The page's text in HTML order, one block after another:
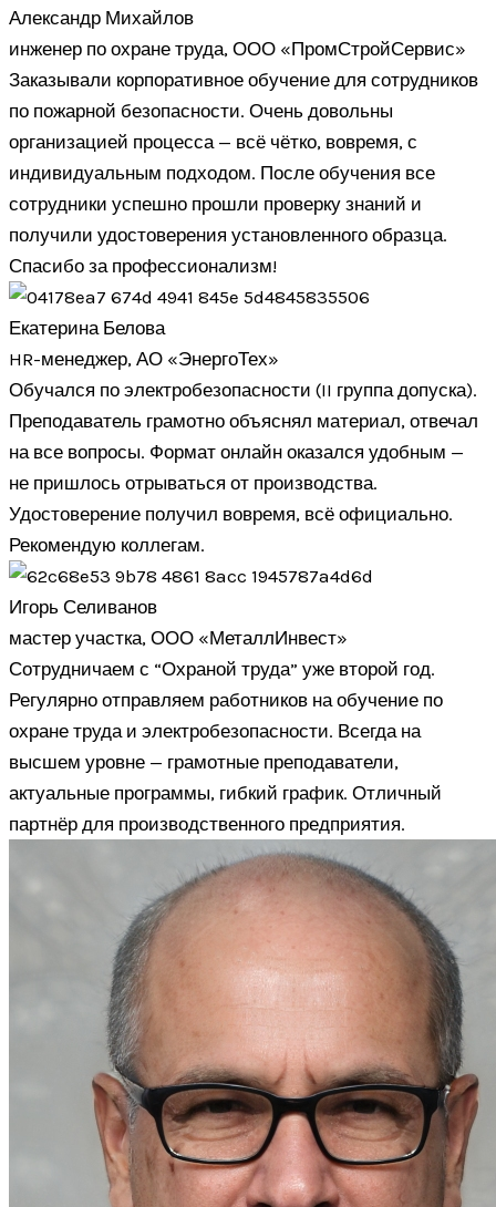
Александр Михайлов
инженер по охране труда, ООО «ПромСтройСервис»
Заказывали корпоративное обучение для сотрудников
по пожарной безопасности. Очень довольны
организацией процесса — всё чётко, вовремя, с
индивидуальным подходом. После обучения все
сотрудники успешно прошли проверку знаний и
получили удостоверения установленного образца.
Спасибо за профессионализм!
Екатерина Белова
HR-менеджер, АО «ЭнергоТех»
Обучался по электробезопасности (II группа допуска).
Преподаватель грамотно объяснял материал, отвечал
на все вопросы. Формат онлайн оказался удобным —
не пришлось отрываться от производства.
Удостоверение получил вовремя, всё официально.
Рекомендую коллегам.
Игорь Селиванов
мастер участка, ООО «МеталлИнвест»
Сотрудничаем с “Охраной труда” уже второй год.
Регулярно отправляем работников на обучение по
охране труда и электробезопасности. Всегда на
высшем уровне — грамотные преподаватели,
актуальные программы, гибкий график. Отличный
партнёр для производственного предприятия.